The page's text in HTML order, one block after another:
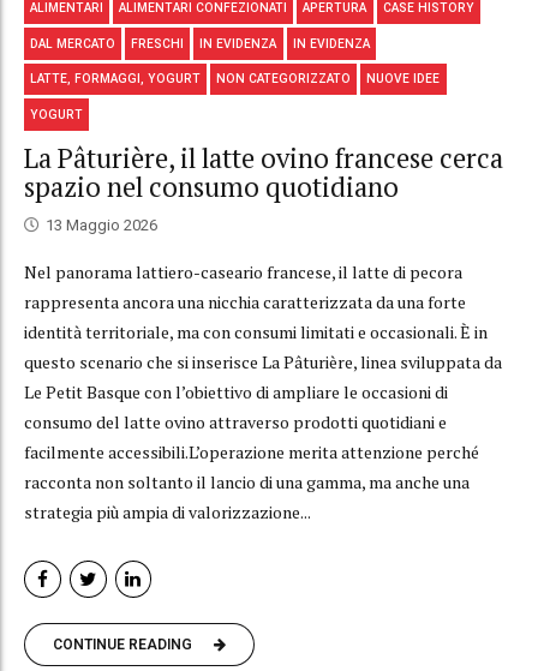
ALIMENTARI ALIMENTARI CONFEZIONATI APERTURA CASE HISTORY
DAL MERCATO FRESCHI IN EVIDENZA IN EVIDENZA
LATTE, FORMAGGI, YOGURT NON CATEGORIZZATO NUOVE IDEE
YOGURT
La Pâturière, il latte ovino francese cerca
spazio nel consumo quotidiano
13 Maggio 2026
Nel panorama lattiero-caseario francese, il latte di pecora
rappresenta ancora una nicchia caratterizzata da una forte
identità territoriale, ma con consumi limitati e occasionali. È in
questo scenario che si inserisce La Pâturière, linea sviluppata da
Le Petit Basque con l’obiettivo di ampliare le occasioni di
consumo del latte ovino attraverso prodotti quotidiani e
facilmente accessibili.L’operazione merita attenzione perché
racconta non soltanto il lancio di una gamma, ma anche una
strategia più ampia di valorizzazione...
CONTINUE READING